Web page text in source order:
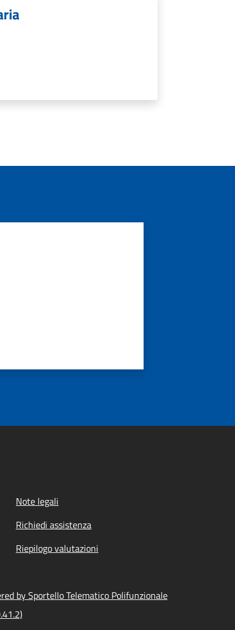
Note legali
Richiedi assistenza
Riepilogo valutazioni
by Sportello Telematico Polifunzionale